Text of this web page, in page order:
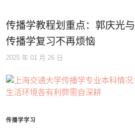
传播学教程划重点：郭庆光
传播学复习不再烦恼
2025 年 01 月 26 日
传播学学习